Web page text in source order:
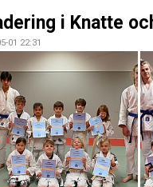
i Knatte
01 22:31